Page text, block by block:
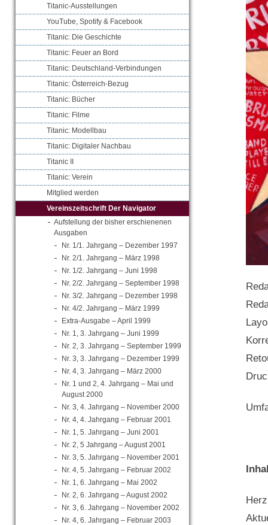
Titanic-Ausstellungen
YouTube, Spotify & Facebook
Titanic: Die Geschichte
Titanic: Feuer an Bord
Titanic: Deutschland-Verbindungen
Titanic: Österreich-Bezug
Titanic: Bücher
Titanic: Filme
Titanic: Modellbau
Titanic: Digitaler Nachbau
Titanic II
Titanic: Verein
Mitglied werden
Vereinszeitschrift Der Navigator
Aufstellung der bisher erschienenen
Ausgaben
Nr. 1/1. Jahrgang – Dezember 1997
Nr. 2/1. Jahrgang – März 1998
Nr. 1/2. Jahrgang – Juni 1998
Nr. 2/2. Jahrgang – September 1998
Nr. 3/2. Jahrgang – Dezember 1998
Nr. 4/2. Jahrgang – März 1999
Extra-Ausgabe – April 1999
Nr. 1, 3. Jahrgang – Juni 1999
Nr. 2, 3. Jahrgang – September 1999
Nr. 3, 3. Jahrgang – Dezember 1999
Nr. 4, 3. Jahrgang – März 2000
Nr. 1 und 2, 4. Jahrgang – Mai und
August 2000
Nr. 3, 4. Jahrgang – November 2000
Nr. 4, 4. Jahrgang – Februar 2001
Nr. 1, 5. Jahrgang – Juni 2001
Nr. 2, 5 Jahrgang – August 2001
Nr. 3, 5. Jahrgang – November 2001
Nr. 4, 5. Jahrgang – Februar 2002
Nr. 1, 6. Jahrgang – Mai 2002
Nr. 2, 6. Jahrgang – August 2002
Nr. 3, 6. Jahrgang – November 2002
Nr. 4, 6. Jahrgang – Februar 2003